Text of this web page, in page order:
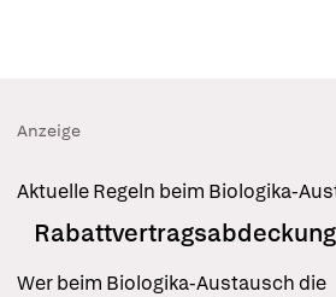
Wer beim Biologika-Austausch die
Anzeige
Aktuelle Regeln beim Biologika-